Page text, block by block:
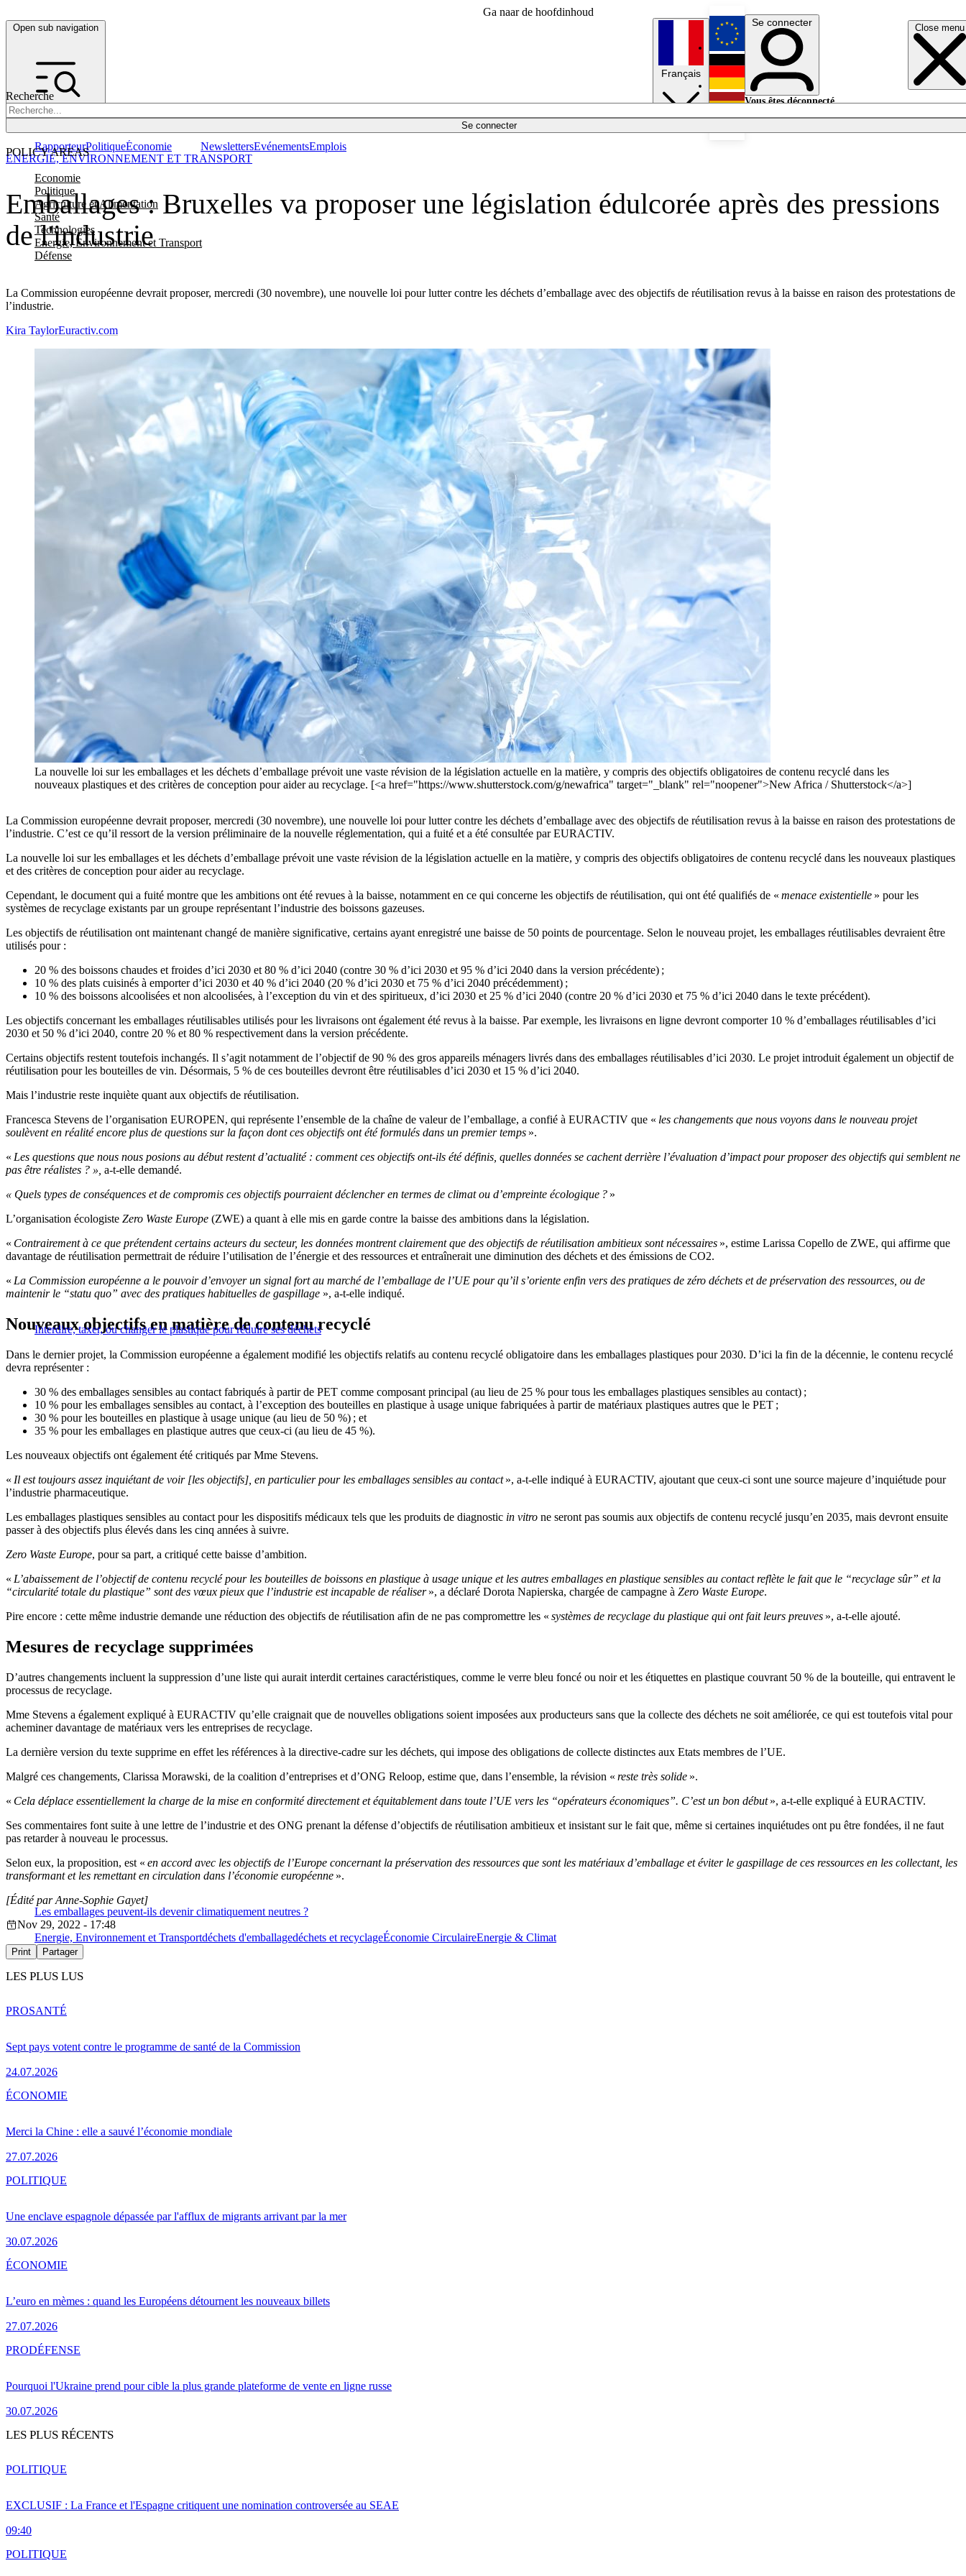
Ga naar de hoofdinhoud
Open sub navigation Close menu
Recherche
Se connecter
POLICY AREAS
Economie
Politique
Agriculture et Alimentation
Santé
Technologies
Energie, Environnement et Transport
Défense
RapporteurPolitiqueÉconomie NewslettersEvénementsEmplois
Français
English
Deutsch
Se connecter
Vous êtes déconnecté.
Emballages : Bruxelles va proposer une législation édulcorée après des pressions
de l'industrie
La Commission européenne devrait proposer, mercredi (30 novembre), une nouvelle loi pour lutter contre les déchets d’emballage avec des objectifs de réutilisation revus à la baisse en raison des protestations de
l’industrie.
ENERGIE, ENVIRONNEMENT ET TRANSPORT
Kira TaylorEuractiv.com
La nouvelle loi sur les emballages et les déchets d’emballage prévoit une vaste révision de la législation actuelle en la matière, y compris des objectifs obligatoires de contenu recyclé dans les
nouveaux plastiques et des critères de conception pour aider au recyclage. [<a href="https://www.shutterstock.com/g/newafrica" target="_blank" rel="noopener">New Africa / Shutterstock</a>]
La Commission européenne devrait proposer, mercredi (30 novembre), une nouvelle loi pour lutter contre les déchets d’emballage avec des objectifs de réutilisation revus à la baisse en raison des protestations de
l’industrie. C’est ce qu’il ressort de la version préliminaire de la nouvelle réglementation, qui a fuité et a été consultée par EURACTIV.
La nouvelle loi sur les emballages et les déchets d’emballage prévoit une vaste révision de la législation actuelle en la matière, y compris des objectifs obligatoires de contenu recyclé dans les nouveaux plastiques
et des critères de conception pour aider au recyclage.
Cependant, le document qui a fuité montre que les ambitions ont été revues à la baisse, notamment en ce qui concerne les objectifs de réutilisation, qui ont été qualifiés de « menace existentielle » pour les
systèmes de recyclage existants par un groupe représentant l’industrie des boissons gazeuses.
Les objectifs de réutilisation ont maintenant changé de manière significative, certains ayant enregistré une baisse de 50 points de pourcentage. Selon le nouveau projet, les emballages réutilisables devraient être
utilisés pour :
20 % des boissons chaudes et froides d’ici 2030 et 80 % d’ici 2040 (contre 30 % d’ici 2030 et 95 % d’ici 2040 dans la version précédente) ;
10 % des plats cuisinés à emporter d’ici 2030 et 40 % d’ici 2040 (20 % d’ici 2030 et 75 % d’ici 2040 précédemment) ;
10 % des boissons alcoolisées et non alcoolisées, à l’exception du vin et des spiritueux, d’ici 2030 et 25 % d’ici 2040 (contre 20 % d’ici 2030 et 75 % d’ici 2040 dans le texte précédent).
Les objectifs concernant les emballages réutilisables utilisés pour les livraisons ont également été revus à la baisse. Par exemple, les livraisons en ligne devront comporter 10 % d’emballages réutilisables d’ici
2030 et 50 % d’ici 2040, contre 20 % et 80 % respectivement dans la version précédente.
Certains objectifs restent toutefois inchangés. Il s’agit notamment de l’objectif de 90 % des gros appareils ménagers livrés dans des emballages réutilisables d’ici 2030. Le projet introduit également un objectif de
réutilisation pour les bouteilles de vin. Désormais, 5 % de ces bouteilles devront être réutilisables d’ici 2030 et 15 % d’ici 2040.
Mais l’industrie reste inquiète quant aux objectifs de réutilisation.
Francesca Stevens de l’organisation EUROPEN, qui représente l’ensemble de la chaîne de valeur de l’emballage, a confié à EURACTIV que « les changements que nous voyons dans le nouveau projet
soulèvent en réalité encore plus de questions sur la façon dont ces objectifs ont été formulés dans un premier temps ».
« Les questions que nous nous posions au début restent d’actualité : comment ces objectifs ont-ils été définis, quelles données se cachent derrière l’évaluation d’impact pour proposer des objectifs qui semblent ne
pas être réalistes ? », a-t-elle demandé.
« Quels types de conséquences et de compromis ces objectifs pourraient déclencher en termes de climat ou d’empreinte écologique ? »
L’organisation écologiste Zero Waste Europe (ZWE) a quant à elle mis en garde contre la baisse des ambitions dans la législation.
« Contrairement à ce que prétendent certains acteurs du secteur, les données montrent clairement que des objectifs de réutilisation ambitieux sont nécessaires », estime Larissa Copello de ZWE, qui affirme que
davantage de réutilisation permettrait de réduire l’utilisation de l’énergie et des ressources et entraînerait une diminution des déchets et des émissions de CO2.
« La Commission européenne a le pouvoir d’envoyer un signal fort au marché de l’emballage de l’UE pour qu’il s’oriente enfin vers des pratiques de zéro déchets et de préservation des ressources, ou de
maintenir le “statu quo” avec des pratiques habituelles de gaspillage », a-t-elle indiqué.
Interdire, taxer, ou changer le plastique pour réduire ses déchets
Nouveaux objectifs en matière de contenu recyclé
Dans le dernier projet, la Commission européenne a également modifié les objectifs relatifs au contenu recyclé obligatoire dans les emballages plastiques pour 2030. D’ici la fin de la décennie, le contenu recyclé
devra représenter :
30 % des emballages sensibles au contact fabriqués à partir de PET comme composant principal (au lieu de 25 % pour tous les emballages plastiques sensibles au contact) ;
10 % pour les emballages sensibles au contact, à l’exception des bouteilles en plastique à usage unique fabriquées à partir de matériaux plastiques autres que le PET ;
30 % pour les bouteilles en plastique à usage unique (au lieu de 50 %) ; et
35 % pour les emballages en plastique autres que ceux-ci (au lieu de 45 %).
Les nouveaux objectifs ont également été critiqués par Mme Stevens.
« Il est toujours assez inquiétant de voir [les objectifs], en particulier pour les emballages sensibles au contact», a-t-elle indiqué à EURACTIV, ajoutant que ceux-ci sont une source majeure d’inquiétude pour
l’industrie pharmaceutique.
Les emballages plastiques sensibles au contact pour les dispositifs médicaux tels que les produits de diagnostic in vitro ne seront pas soumis aux objectifs de contenu recyclé jusqu’en 2035, mais devront ensuite
passer à des objectifs plus élevés dans les cinq années à suivre.
Zero Waste Europe, pour sa part, a critiqué cette baisse d’ambition.
« L’abaissement de l’objectif de contenu recyclé pour les bouteilles de boissons en plastique à usage unique et les autres emballages en plastique sensibles au contact reflète le fait que le “recyclage sûr” et la
“circularité totale du plastique” sont des vœux pieux que l’industrie est incapable de réaliser», a déclaré Dorota Napierska, chargée de campagne à Zero Waste Europe.
Pire encore : cette même industrie demande une réduction des objectifs de réutilisation afin de ne pas compromettre les « systèmes de recyclage du plastique qui ont fait leurs preuves », a-t-elle ajouté.
Mesures de recyclage supprimées
D’autres changements incluent la suppression d’une liste qui aurait interdit certaines caractéristiques, comme le verre bleu foncé ou noir et les étiquettes en plastique couvrant 50 % de la bouteille, qui entravent le
processus de recyclage.
Mme Stevens a également expliqué à EURACTIV qu’elle craignait que de nouvelles obligations soient imposées aux producteurs sans que la collecte des déchets ne soit améliorée, ce qui est toutefois vital pour
acheminer davantage de matériaux vers les entreprises de recyclage.
La dernière version du texte supprime en effet les références à la directive-cadre sur les déchets, qui impose des obligations de collecte distinctes aux Etats membres de l’UE.
Malgré ces changements, Clarissa Morawski, de la coalition d’entreprises et d’ONG Reloop, estime que, dans l’ensemble, la révision « reste très solide ».
« Cela déplace essentiellement la charge de la mise en conformité directement et équitablement dans toute l’UE vers les “opérateurs économiques”. C’est un bon début», a-t-elle expliqué à EURACTIV.
Ses commentaires font suite à une lettre de l’industrie et des ONG prenant la défense d’objectifs de réutilisation ambitieux et insistant sur le fait que, même si certaines inquiétudes ont pu être fondées, il ne faut
pas retarder à nouveau le processus.
Selon eux, la proposition, est « en accord avec les objectifs de l’Europe concernant la préservation des ressources que sont les matériaux d’emballage et éviter le gaspillage de ces ressources en les collectant, les
transformant et les remettant en circulation dans l’économie européenne ».
Les emballages peuvent-ils devenir climatiquement neutres ?
[Édité par Anne-Sophie Gayet]
Nov 29, 2022 - 17:48
Energie, Environnement et Transportdéchets d'emballagedéchets et recyclageÉconomie CirculaireEnergie & Climat
Print Partager
LES PLUS LUS
Sept pays votent contre le programme de santé de la Commission
24.07.2026
PROSANTÉ
Merci la Chine : elle a sauvé l’économie mondiale
27.07.2026
ÉCONOMIE
Une enclave espagnole dépassée par l'afflux de migrants arrivant par la mer
30.07.2026
POLITIQUE
L’euro en mèmes : quand les Européens détournent les nouveaux billets
27.07.2026
ÉCONOMIE
Pourquoi l'Ukraine prend pour cible la plus grande plateforme de vente en ligne russe
30.07.2026
PRODÉFENSE
LES PLUS RÉCENTS
EXCLUSIF : La France et l'Espagne critiquent une nomination controversée au SEAE
09:40
POLITIQUE
POLITIQUE